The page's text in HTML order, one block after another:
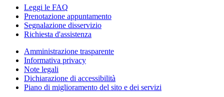
Leggi le FAQ
Prenotazione appuntamento
Segnalazione disservizio
Richiesta d'assistenza
Amministrazione trasparente
Informativa privacy
Note legali
Dichiarazione di accessibilità
Piano di miglioramento del sito e dei servizi